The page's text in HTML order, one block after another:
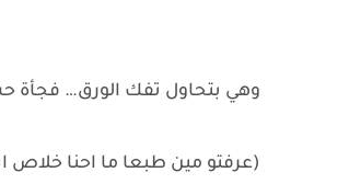
وهي بتحاول تفك الورق…
(عرفتو مين طبعا ما احنا خلاص